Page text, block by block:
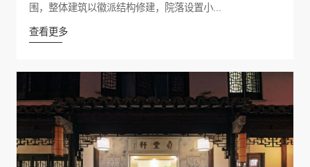
围，整体建筑以徽派结构修建，院落设置小...
查看更多